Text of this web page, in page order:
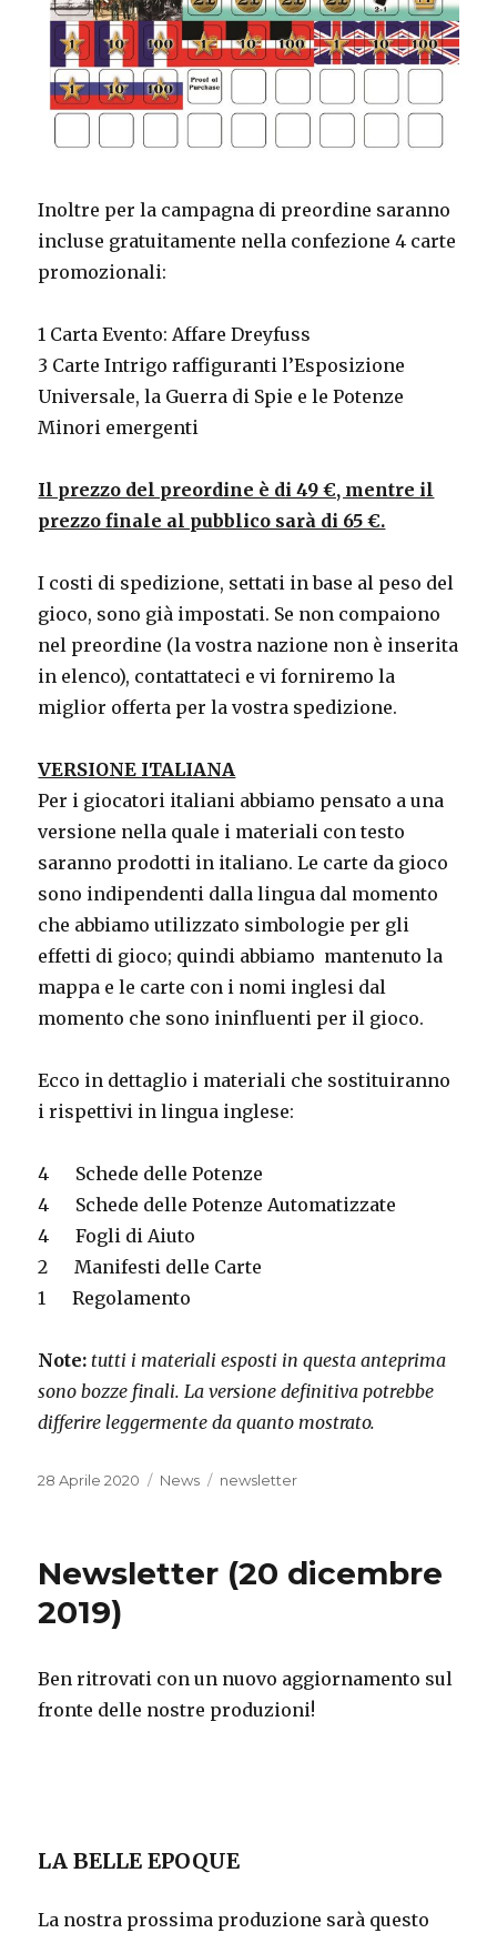
Inoltre per la campagna di preordine saranno
incluse gratuitamente nella confezione 4 carte
promozionali:
1 Carta Evento: Affare Dreyfuss
3 Carte Intrigo raffiguranti l’Esposizione
Universale, la Guerra di Spie e le Potenze
Minori emergenti
Il prezzo del preordine è di 49 €, mentre il
prezzo finale al pubblico sarà di 65 €.
I costi di spedizione, settati in base al peso del
gioco, sono già impostati. Se non compaiono
nel preordine (la vostra nazione non è inserita
in elenco), contattateci e vi forniremo la
miglior offerta per la vostra spedizione.
VERSIONE ITALIANA
Per i giocatori italiani abbiamo pensato a una
versione nella quale i materiali con testo
saranno prodotti in italiano. Le carte da gioco
sono indipendenti dalla lingua dal momento
che abbiamo utilizzato simbologie per gli
effetti di gioco; quindi abbiamo mantenuto la
mappa e le carte con i nomi inglesi dal
momento che sono ininfluenti per il gioco.
Ecco in dettaglio i materiali che sostituiranno
i rispettivi in lingua inglese:
4 Schede delle Potenze
4 Schede delle Potenze Automatizzate
4Fogli di Aiuto
2Manifesti delle Carte
1Regolamento
Note: tutti i materiali esposti in questa anteprima
sono bozze finali. La versione definitiva potrebbe
differire leggermente da quanto mostrato.
Posted
28 Aprile 2020 Categories
News Tags
newsletter
Newsletter (20 dicembre
2019)
Ben ritrovati con un nuovo aggiornamento sul
fronte delle nostre produzioni!
LA BELLE EPOQUE
La nostra prossima produzione sarà questo